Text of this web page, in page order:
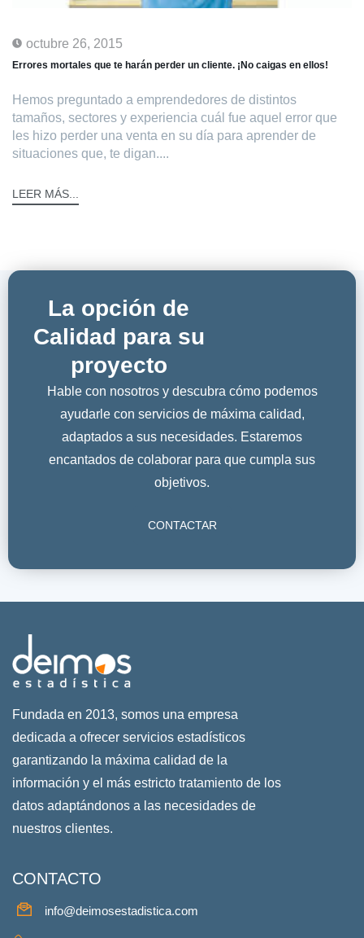
octubre 26, 2015
Errores mortales que te harán perder un cliente. ¡No caigas en ellos!
Hemos preguntado a emprendedores de distintos
tamaños, sectores y experiencia cuál fue aquel error que
les hizo perder una venta en su día para aprender de
situaciones que, te digan....
LEER MÁS...
La opción de
Calidad para su
proyecto
Hable con nosotros y descubra cómo podemos
ayudarle con servicios de máxima calidad,
adaptados a sus necesidades. Estaremos
encantados de colaborar para que cumpla sus
objetivos.
CONTACTAR
Fundada en 2013, somos una empresa
dedicada a ofrecer servicios estadísticos
garantizando la máxima calidad de la
información y el más estricto tratamiento de los
datos adaptándonos a las necesidades de
nuestros clientes.
CONTACTO
info@deimosestadistica.com